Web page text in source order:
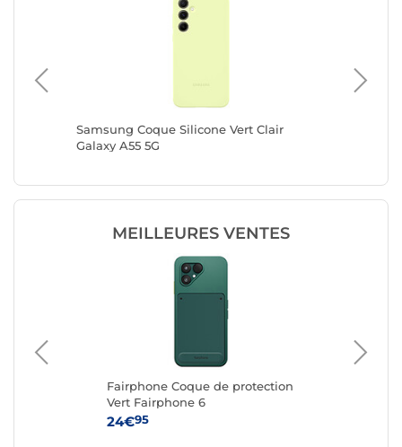
Samsung Coque Silicone Vert Clair
Galaxy A55 5G
MEILLEURES VENTES
Fairphone Coque de protection
Vert Fairphone 6
24€95